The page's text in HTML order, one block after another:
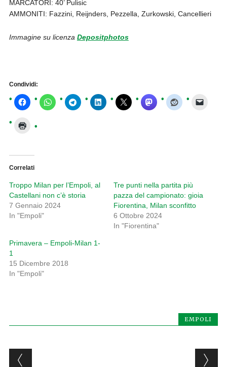
MARCATORI: 40’ Pulisic
AMMONITI: Fazzini, Reijnders, Pezzella, Zurkowski, Cancellieri
Immagine su licenza Depositphotos
Condividi:
Correlati
Troppo Milan per l’Empoli, al
Castellani non c’è storia
7 Gennaio 2024
In "Empoli"
Tre punti nella partita più
pazza del campionato: gioia
Fiorentina, Milan sconfitto
6 Ottobre 2024
In "Fiorentina"
Primavera – Empoli-Milan 1-
1
15 Dicembre 2018
In "Empoli"
EMPOLI
Post navigation